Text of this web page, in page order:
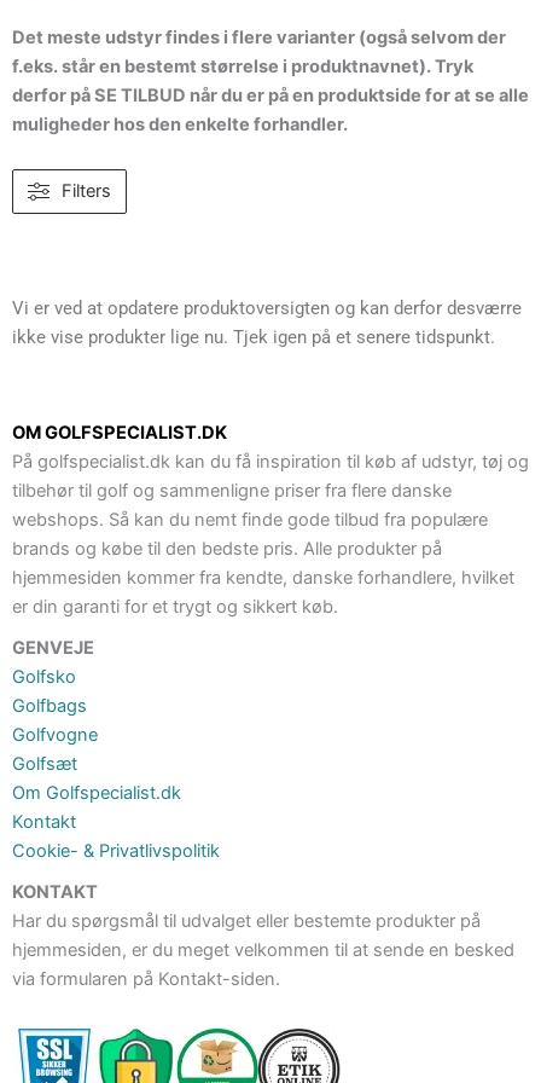
Det meste udstyr findes i flere varianter (også selvom der
f.eks. står en bestemt størrelse i produktnavnet). Tryk
derfor på SE TILBUD når du er på en produktside for at se alle
muligheder hos den enkelte forhandler.
Filters
Vi er ved at opdatere produktoversigten og kan derfor desværre
ikke vise produkter lige nu. Tjek igen på et senere tidspunkt.
OM GOLFSPECIALIST.DK
På golfspecialist.dk kan du få inspiration til køb af udstyr, tøj og
tilbehør til golf og sammenligne priser fra flere danske
webshops. Så kan du nemt finde gode tilbud fra populære
brands og købe til den bedste pris. Alle produkter på
hjemmesiden kommer fra kendte, danske forhandlere, hvilket
er din garanti for et trygt og sikkert køb.
GENVEJE
Golfsko
Golfbags
Golfvogne
Golfsæt
Om Golfspecialist.dk
Kontakt
Cookie- & Privatlivspolitik
KONTAKT
Har du spørgsmål til udvalget eller bestemte produkter på
hjemmesiden, er du meget velkommen til at sende en besked
via formularen på Kontakt-siden.